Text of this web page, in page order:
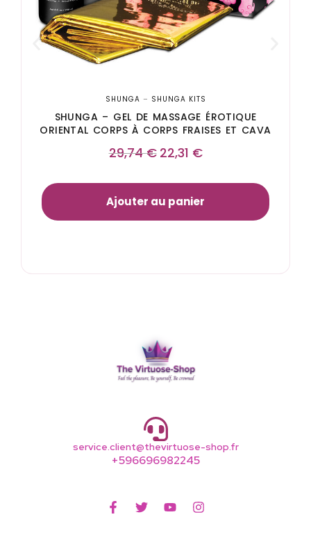
SHUNGA – SHUNGA KITS
SHUNGA – GEL DE MASSAGE ÉROTIQUE
ORIENTAL CORPS À CORPS FRAISES ET CAVA
29,74€ 22,31 €
Ajouter au panier
service.client@thevirtuose-shop.fr
+596696982245